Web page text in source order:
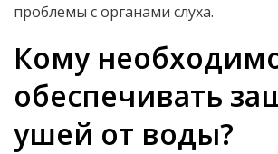
проблемы с органами слуха.
Кому
обеспечивать
ушей от воды?